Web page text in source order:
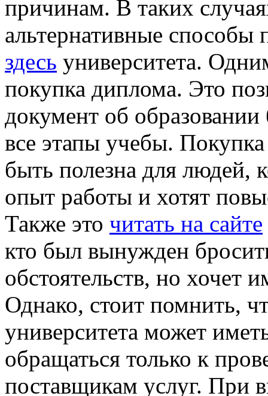
причинам. В таких
альтернативные
здесь университета.
покупка диплома. Это
документ об
все этапы учебы.
быть полезна для людей,
опыт работы и хотят
Также это читать на сайте
кто был вынужден
обстоятельств, но хочет
Однако, стоит помнить,
университета может
обращаться только к
поставщикам услуг. При